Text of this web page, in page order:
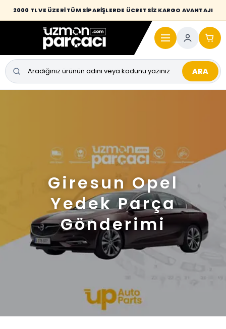
2000 TL VE ÜZERİ TÜM SİPARİŞLERDE ÜCRETSİZ KARGO AVANTAJI
ARA
Giresun Opel
Yedek Parça
Gönderimi